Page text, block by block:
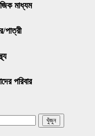
মাধ্যম
পাত্রী
পরিবার